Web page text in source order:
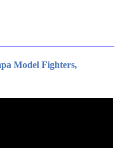
Model Fighters,